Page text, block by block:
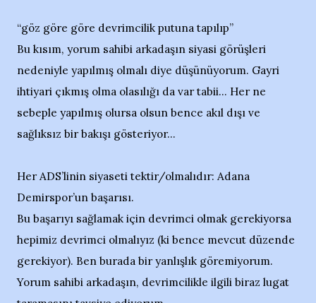
“göz göre göre devrimcilik putuna tapılıp”
Bu kısım, yorum sahibi arkadaşın siyasi görüşleri
nedeniyle yapılmış olmalı diye düşünüyorum. Gayri
ihtiyari çıkmış olma olasılığı da var tabii... Her ne
sebeple yapılmış olursa olsun bence akıl dışı ve
sağlıksız bir bakışı gösteriyor...
Her ADS’linin siyaseti tektir/olmalıdır: Adana
Demirspor’un başarısı.
Bu başarıyı sağlamak için devrimci olmak gerekiyorsa
hepimiz devrimci olmalıyız (ki bence mevcut düzende
gerekiyor). Ben burada bir yanlışlık göremiyorum.
Yorum sahibi arkadaşın, devrimcilikle ilgili biraz lugat